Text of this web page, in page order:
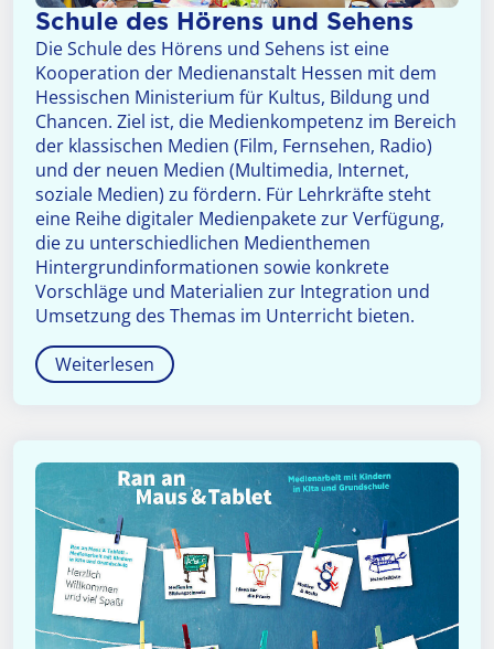
Schule des Hörens und Sehens
Die Schule des Hörens und Sehens ist eine
Kooperation der Medienanstalt Hessen mit dem
Hessischen Ministerium für Kultus, Bildung und
Chancen. Ziel ist, die Medienkompetenz im Bereich
der klassischen Medien (Film, Fernsehen, Radio)
und der neuen Medien (Multimedia, Internet,
soziale Medien) zu fördern. Für Lehrkräfte steht
eine Reihe digitaler Medienpakete zur Verfügung,
die zu unterschiedlichen Medienthemen
Hintergrundinformationen sowie konkrete
Vorschläge und Materialien zur Integration und
Umsetzung des Themas im Unterricht bieten.
Weiterlesen